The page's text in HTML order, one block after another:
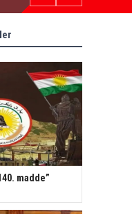
madde”